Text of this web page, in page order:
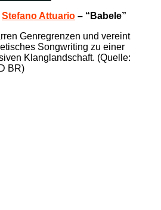
Stefano Attuario – “Babele”
Genregrenzen und vereint
Songwriting zu einer
Klanglandschaft. (Quelle:
BR)